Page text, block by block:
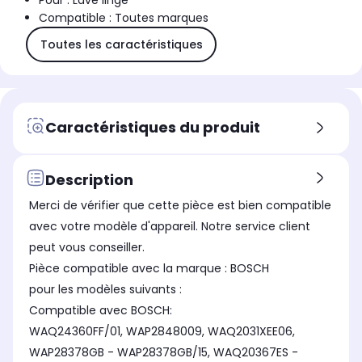
Compatible : Toutes marques
Toutes les caractéristiques
Caractéristiques du produit
Description
Merci de vérifier que cette pièce est bien compatible
avec votre modèle d'appareil. Notre service client
peut vous conseiller.
Pièce compatible avec la marque : BOSCH
pour les modèles suivants :
Compatible avec BOSCH:
WAQ24360FF/01, WAP2848009, WAQ2031XEE06,
WAP28378GB - WAP28378GB/15, WAQ20367ES -